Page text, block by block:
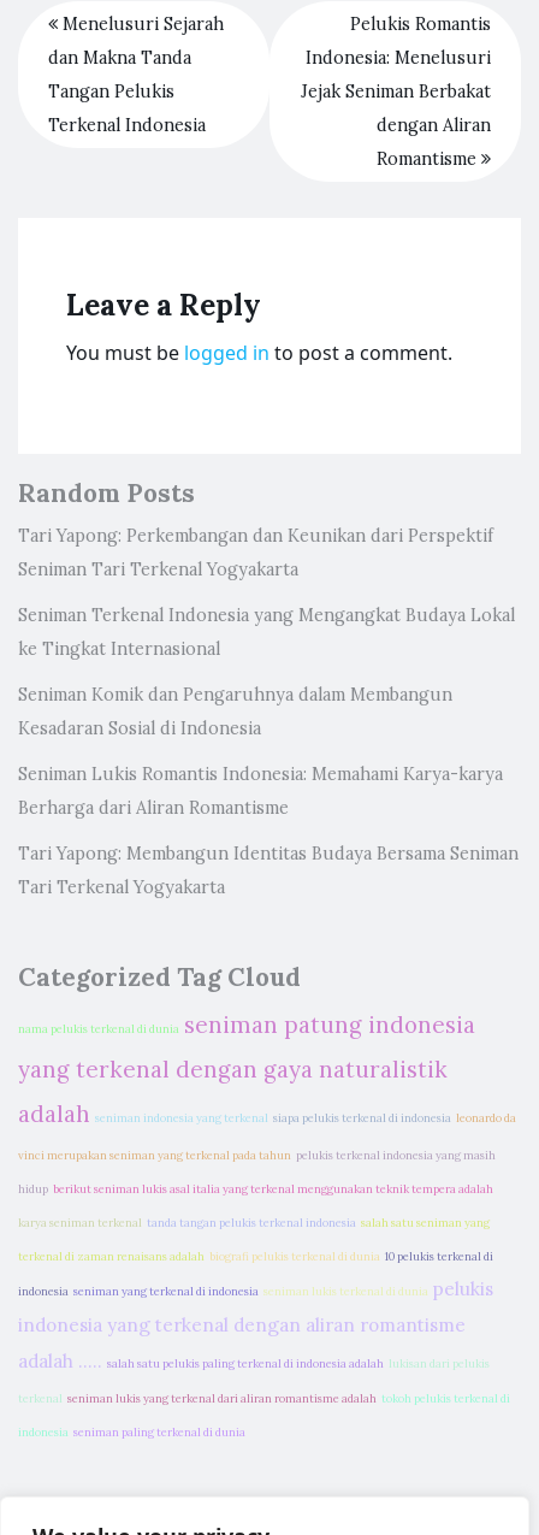
Menelusuri Sejarah
dan Makna Tanda
Tangan Pelukis
Terkenal Indonesia
Pelukis Romantis
Indonesia: Menelusuri
Jejak Seniman Berbakat
dengan Aliran
Romantisme
Leave a Reply
You must be logged in to post a comment.
Random Posts
Tari Yapong: Perkembangan dan Keunikan dari Perspektif
Seniman Tari Terkenal Yogyakarta
Seniman Terkenal Indonesia yang Mengangkat Budaya Lokal
ke Tingkat Internasional
Seniman Komik dan Pengaruhnya dalam Membangun
Kesadaran Sosial di Indonesia
Seniman Lukis Romantis Indonesia: Memahami Karya-karya
Berharga dari Aliran Romantisme
Tari Yapong: Membangun Identitas Budaya Bersama Seniman
Tari Terkenal Yogyakarta
Categorized Tag Cloud
nama pelukis terkenal di dunia seniman patung indonesia
yang terkenal dengan gaya naturalistik
adalah seniman indonesia yang terkenal siapa pelukis terkenal di indonesia leonardo da
vinci merupakan seniman yang terkenal pada tahun pelukis terkenal indonesia yang masih
hidup berikut seniman lukis asal italia yang terkenal menggunakan teknik tempera adalah
karya seniman terkenal tanda tangan pelukis terkenal indonesia salah satu seniman yang
terkenal di zaman renaisans adalah biografi pelukis terkenal di dunia 10 pelukis terkenal di
indonesia seniman yang terkenal di indonesia seniman lukis terkenal di dunia pelukis
indonesia yang terkenal dengan aliran romantisme
adalah ..... salah satu pelukis paling terkenal di indonesia adalah lukisan dari pelukis
terkenal seniman lukis yang terkenal dari aliran romantisme adalah tokoh pelukis terkenal di
indonesia seniman paling terkenal di dunia